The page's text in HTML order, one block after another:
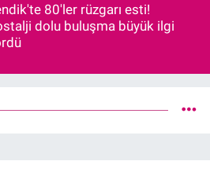
80'ler rüzgarı esti!
dolu buluşma büyük ilgi